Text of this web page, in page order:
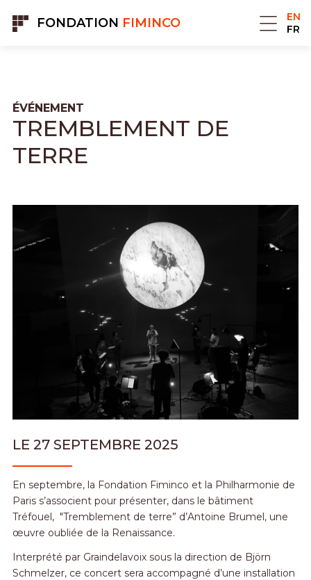
FONDATION FIMINCO
EN
FR
ÉVÉNEMENT
TREMBLEMENT DE
TERRE
LE 27 SEPTEMBRE 2025
En septembre, la Fondation Fiminco et la Philharmonie de
Paris s’associent pour présenter, dans le bâtiment
Tréfouel, "Tremblement de terre” d’Antoine Brumel, une
œuvre oubliée de la Renaissance.
Interprété par Graindelavoix sous la direction de Björn
Schmelzer, ce concert sera accompagné d’une installation